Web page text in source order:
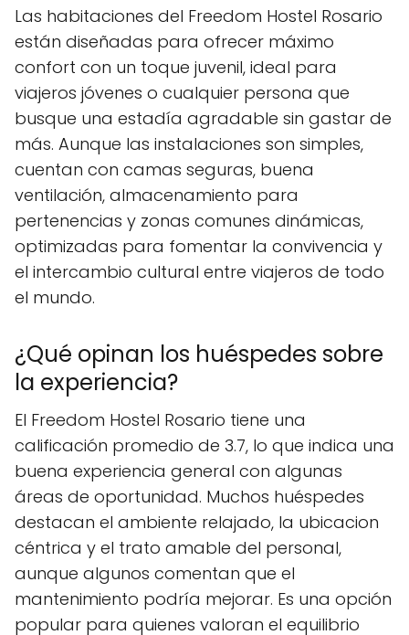
Las habitaciones del Freedom Hostel Rosario
están diseñadas para ofrecer máximo
confort con un toque juvenil, ideal para
viajeros jóvenes o cualquier persona que
busque una estadía agradable sin gastar de
más. Aunque las instalaciones son simples,
cuentan con camas seguras, buena
ventilación, almacenamiento para
pertenencias y zonas comunes dinámicas,
optimizadas para fomentar la convivencia y
el intercambio cultural entre viajeros de todo
el mundo.
¿Qué opinan los huéspedes sobre
la experiencia?
El Freedom Hostel Rosario tiene una
calificación promedio de 3.7, lo que indica una
buena experiencia general con algunas
áreas de oportunidad. Muchos huéspedes
destacan el ambiente relajado, la ubicacion
céntrica y el trato amable del personal,
aunque algunos comentan que el
mantenimiento podría mejorar. Es una opción
popular para quienes valoran el equilibrio